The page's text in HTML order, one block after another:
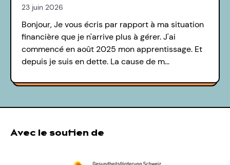
23 juin 2026
Bonjour, Je vous écris par rapport à ma situation
financière que je n'arrive plus à gérer. J'ai
commencé en août 2025 mon apprentissage. Et
depuis je suis en dette. La cause de m…
Avec le soutien de